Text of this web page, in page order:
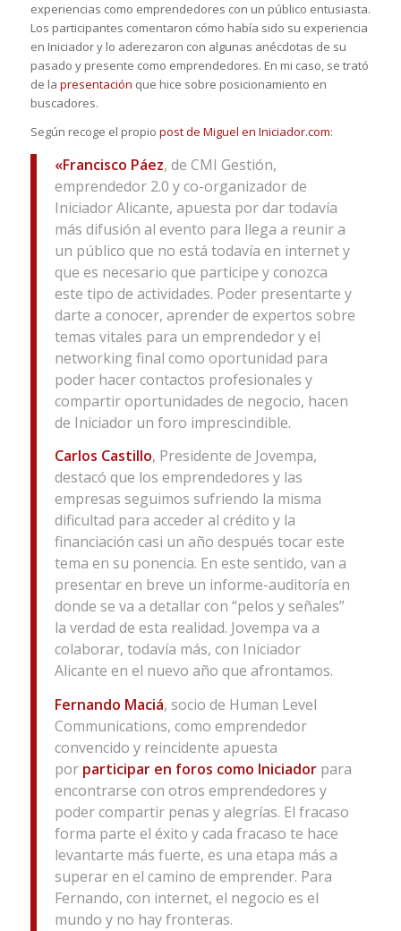
experiencias como emprendedores con un público entusiasta.
Los participantes comentaron cómo había sido su experiencia
en Iniciador y lo aderezaron con algunas anécdotas de su
pasado y presente como emprendedores. En mi caso, se trató
de la presentación que hice sobre posicionamiento en
buscadores.
Según recoge el propio post de Miguel en Iniciador.com:
«Francisco Páez, de CMI Gestión,
emprendedor 2.0 y co-organizador de
Iniciador Alicante, apuesta por dar todavía
más difusión al evento para llega a reunir a
un público que no está todavía en internet y
que es necesario que participe y conozca
este tipo de actividades. Poder presentarte y
darte a conocer, aprender de expertos sobre
temas vitales para un emprendedor y el
networking final como oportunidad para
poder hacer contactos profesionales y
compartir oportunidades de negocio, hacen
de Iniciador un foro imprescindible.
Carlos Castillo, Presidente de Jovempa,
destacó que los emprendedores y las
empresas seguimos sufriendo la misma
dificultad para acceder al crédito y la
financiación casi un año después tocar este
tema en su ponencia. En este sentido, van a
presentar en breve un informe-auditoría en
donde se va a detallar con “pelos y señales”
la verdad de esta realidad. Jovempa va a
colaborar, todavía más, con Iniciador
Alicante en el nuevo año que afrontamos.
Fernando Maciá, socio de Human Level
Communications, como emprendedor
convencido y reincidente apuesta
por participar en foros como Iniciadorpara
encontrarse con otros emprendedores y
poder compartir penas y alegrías. El fracaso
forma parte el éxito y cada fracaso te hace
levantarte más fuerte, es una etapa más a
superar en el camino de emprender. Para
Fernando, con internet, el negocio es el
mundo y no hay fronteras.